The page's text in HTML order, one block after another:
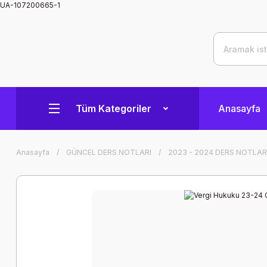
UA-107200665-1
Tüm Kategoriler Anasayfa
Anasayfa GÜNCEL DERS NOTLARI 2023 - 2024 DERS